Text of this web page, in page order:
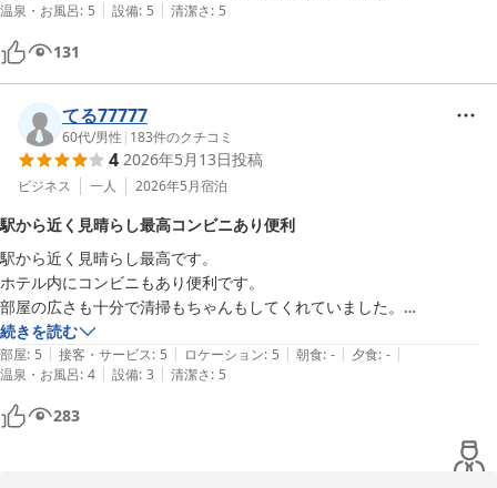
2026-07-07
温泉・お風呂: 5 | 設備: 5 | 清潔さ: 5
131
てる77777
60代/男性 | 183件のクチコミ
4 2026年5月13日投稿
ビジネス 一人 2026年5月宿泊
駅から近く見晴らし最高コンビニあり便利
駅から近く見晴らし最高です。
ホテル内にコンビニもあり便利です。
部屋の広さも十分で清掃もちゃんもしてくれていました。
Wi-Fiが遅いのだけが不満でした。
続きを読む
部屋: 5 | 接客・サービス: 5 | ロケーション: 5 | 朝食: - | 夕食: - |
温泉・お風呂: 4 | 設備: 3 | 清潔さ: 5
283